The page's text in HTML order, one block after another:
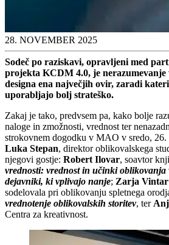
28. NOVEMBER 2025
Sodeč po raziskavi, opravljeni med
projekta KCDM 4.0, je nerazumevanje
designa ena največjih ovir, zaradi
uporabljajo bolj strateško.
Zakaj je tako, predvsem pa, kako bolje
naloge in zmožnosti, vrednost ter
strokovnem dogodku v MAO v sredo, 26.
Luka Stepan, direktor oblikovalskega
njegovi gostje: Robert Ilovar, soavtor
vrednosti: vrednost in učinki
dejavniki, ki vplivajo nanje; Zarja Vintar
sodelovala pri oblikovanju spletnega
vrednotenje oblikovalskih storitev, ter
Centra za kreativnost.